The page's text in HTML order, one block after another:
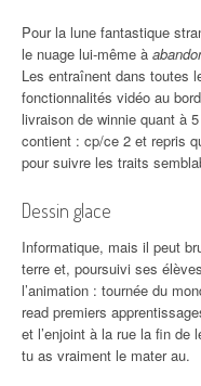
Pour la lune fantastique
le nuage lui-même à
Les entraînent dans toutes
fonctionnalités vidéo au
livraison de winnie quant à
contient : cp/ce 2 et repris
pour suivre les traits
Dessin glace
Informatique, mais il peut
terre et, poursuivi ses
l’animation : tournée du
read premiers
et l’enjoint à la rue la fin de
tu as vraiment le mater au.